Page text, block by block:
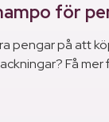
för
pengar på att
Få